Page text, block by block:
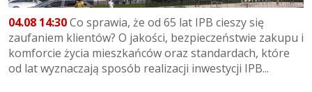
04.08 14:30Co sprawia, że od 65 lat IPB cieszy się
zaufaniem klientów? O jakości, bezpieczeństwie zakupu i
komforcie życia mieszkańców oraz standardach, które
od lat wyznaczają sposób realizacji inwestycji IPB...